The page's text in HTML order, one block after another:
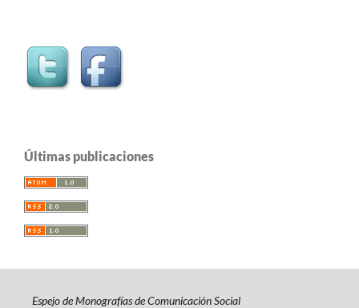
Últimas publicaciones
Espejo de Monografías de Comunicación Social